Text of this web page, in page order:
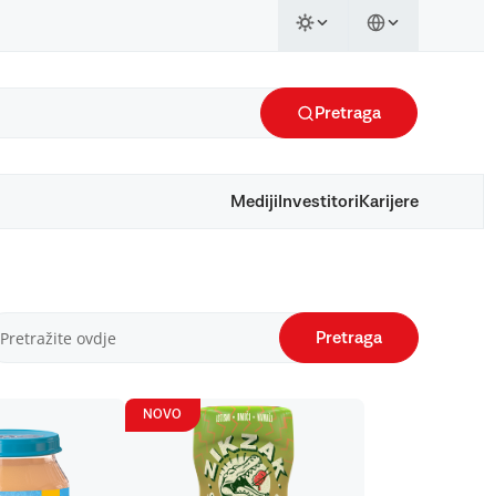
Pretraga
Mediji Investitori Karijere
Pretraga
NOVO